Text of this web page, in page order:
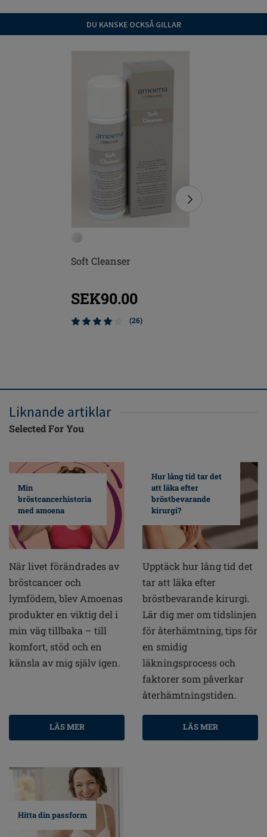
DU KANSKE OCKSÅ GILLAR
Soft Cleanser
SEK90.00
(26)
Liknande artiklar
Selected For You
Min
bröstcancerhistoria
med amoena
När livet förändrades av
bröstcancer och
lymfödem, blev Amoenas
produkter en viktig del i
min väg tillbaka – till
komfort, stöd och en
känsla av mig själv igen.
LÄS MER
Hur lång tid tar det
att läka efter
bröstbevarande
kirurgi?
Upptäck hur lång tid det
tar att läka efter
bröstbevarande kirurgi.
Lär dig mer om tidslinjen
för återhämtning, tips för
en smidig
läkningsprocess och
faktorer som påverkar
återhämtningstiden.
LÄS MER
Hitta din passform